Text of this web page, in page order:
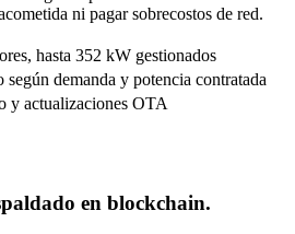
ni pagar sobrecostos de red.
hasta 352 kW gestionados
según demanda y potencia contratada
y actualizaciones OTA
en blockchain.